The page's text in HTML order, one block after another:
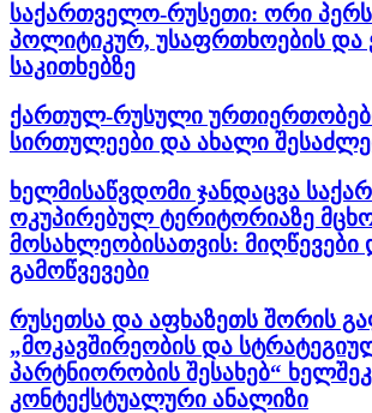
საქართველო-რუსეთი: ორი
პოლიტიკურ, უსაფრთხოების და
საკითხებზე
ქართულ-რუსული
სირთულეები და ახალი
ხელმისაწვდომი ჯანდაცვა
ოკუპირებულ ტერიტორიაზე
მოსახლეობისათვის: მიღწევები
გამოწვევები
რუსეთსა და აფხაზეთს შორის
„მოკავშირეობის და
პარტნიორობის შესახებ“
კონტექსტუალური ანალიზი